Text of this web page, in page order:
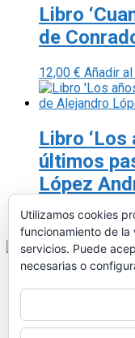
Libro
de
12,00 € Añadir
Libro
últimos
López
18,95€ Añadir
Utilizamos cookies
funcionamiento de la
servicios. Puede
necesarias o